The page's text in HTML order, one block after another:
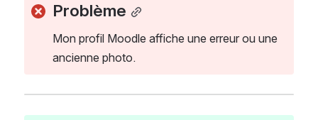
Problème
Mon profil Moodle affiche une erreur ou une
ancienne photo.